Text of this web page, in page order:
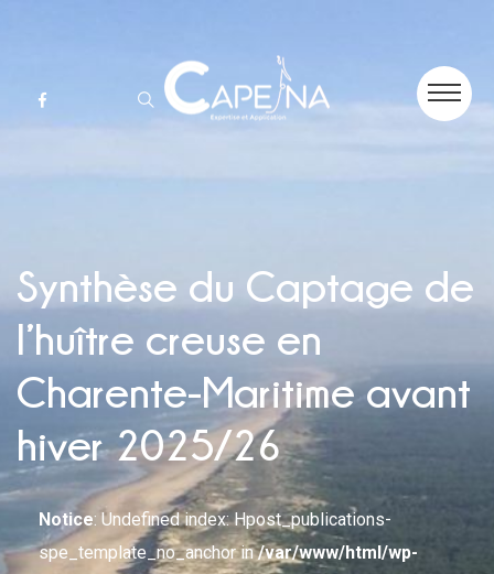
Synthèse du Captage de
l’huître creuse en
Charente-Maritime avant
hiver 2025/26
Notice: Undefined index: Hpost_publications-
spe_template_no_anchor in/var/www/html/wp-